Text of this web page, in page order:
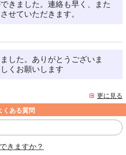
きました。連絡も早く、また
せていただきます。
した。ありがとうございま
くお願いします
更に見る
くある質問
きますか？